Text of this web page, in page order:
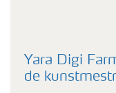
Yara Digi
de